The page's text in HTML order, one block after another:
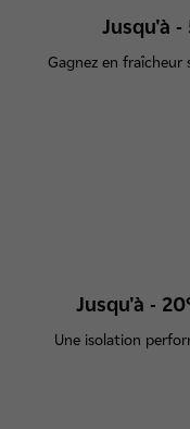
Jusqu'à
Gagnez en
Jusqu'à -
Une isolation